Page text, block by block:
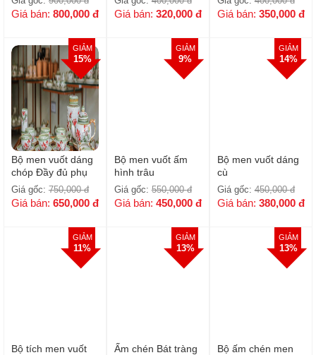
kiện
Giá bán: 800,000 đ Giá bán: 320,000 đ Giá bán: 350,000 đ
GIẢM
15%
Bộ men vuốt dáng
chóp Đầy đủ phụ
kiện ( chưa khay )
Giá gốc: 750,000 đ
Giá bán: 650,000 đ
GIẢM
9%
Bộ men vuốt ấm
hình trâu
Giá gốc:550,000 đ
Giá bán: 450,000 đ
GIẢM
14%
Bộ men vuốt dáng
cù
Giá gốc:450,000 đ
Giá bán: 380,000 đ
GIẢM
11%
Bộ tích men vuốt
GIẢM
13%
Ấm chén Bát tràng
GIẢM
13%
Bộ ấm chén men